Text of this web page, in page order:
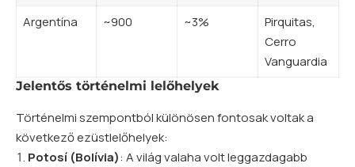
Argentína
~900 ~3%
Pirquitas,
Cerro
Vanguardia
Jelentős történelmi lelőhelyek
Történelmi szempontból különösen fontosak voltak a
következő ezüstlelőhelyek:
Potosí (Bolívia): A világ valaha volt leggazdagabb